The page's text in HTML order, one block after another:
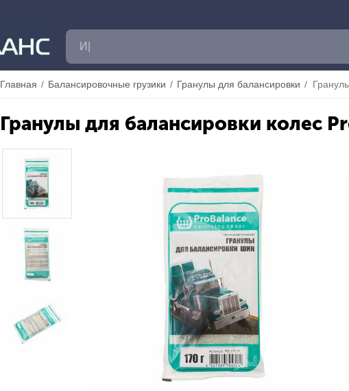
Главная / Балансировочные грузики / Гранулы для балансировки /
Гранулы для балансировки колес